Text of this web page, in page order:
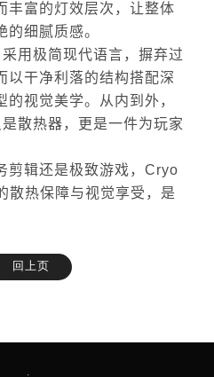
丰富的灯效层次，让整体
细腻质感。
采用极简现代语言，摒弃过
以干净利落的结构搭配深
视觉美学。从内到外，
散热器，更是一件为玩家
辑还是极致游戏， Cryo
散热保障与视觉享受，是
回上页